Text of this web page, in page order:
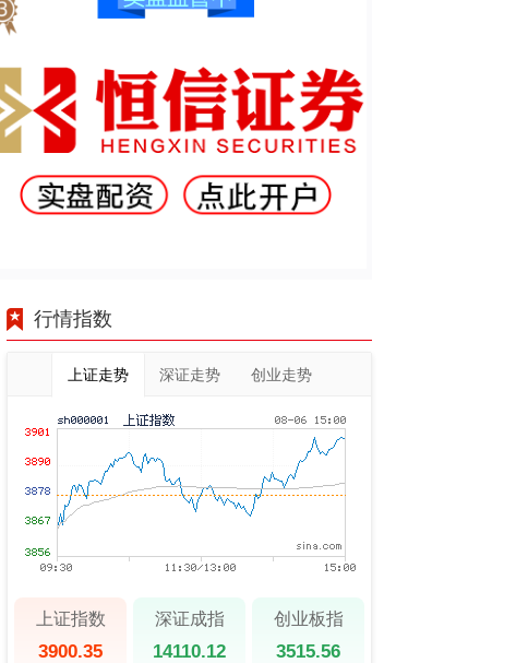
行情指数
上证走势 深证走势 创业走势
上证指数
3900.35
深证成指
14110.12
创业板指
3515.56